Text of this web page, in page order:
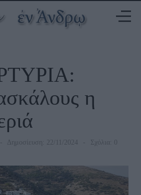
η
Δημοσίευση: 22/11/2024 Σχόλια: 0